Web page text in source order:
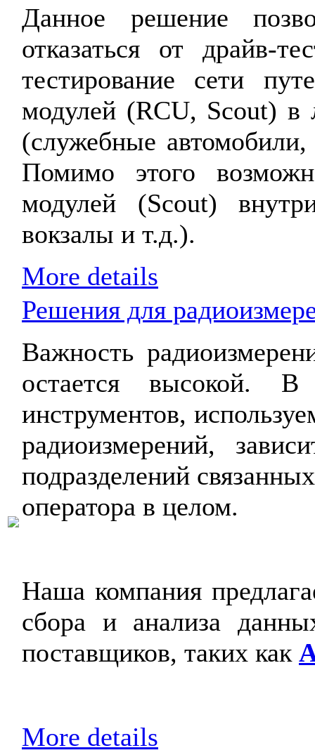
Данное решение
отказаться от драйв-
тестирование сети
модулей (RCU, Scout) в
(служебные
Помимо этого
модулей (Scout)
вокзалы и т.д.).
More details
Решения для
Важность
остается высокой.
инструментов,
радиоизмерений,
подразделений
оператора в целом.
Наша компания
сбора и анализа
поставщиков, таких как
More details